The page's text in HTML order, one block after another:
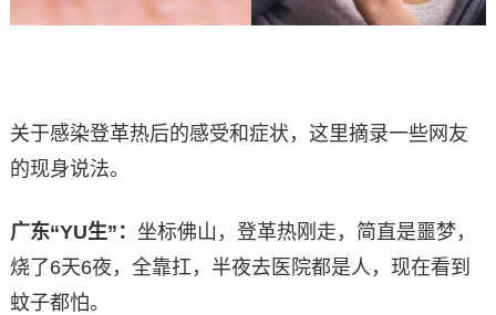
关于感染登革热后的感受和症状，这里摘录一些网友
的现身说法。
广东“YU生”： 坐标佛山，登革热刚走，简直是噩梦，
烧了6天6夜，全靠扛，半夜去医院都是人，现在看到
蚊子都怕。